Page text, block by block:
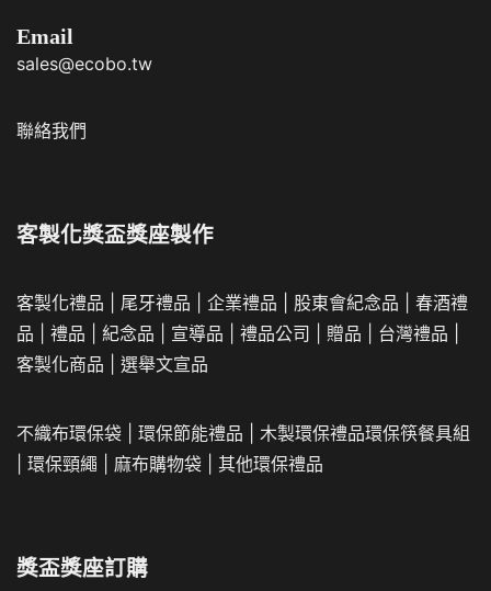
Email
sales@ecobo.tw
聯絡我們
客製化獎盃獎座製作
客製化禮品 尾牙禮品 企業禮品 股東會紀念品
春酒禮
品
禮品 紀念品 宣導品 禮品公司 贈品 台灣禮品
客製化商品
選舉文宣品
不織布環保袋 環保節能禮品 木製環保禮品環保筷餐具組
環保頸繩 麻布購物袋 其他環保禮品
獎盃獎座訂購